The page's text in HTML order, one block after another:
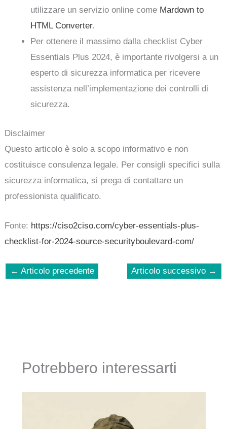
utilizzare un servizio online come Mardown to
HTML Converter.
Per ottenere il massimo dalla checklist Cyber
Essentials Plus 2024, è importante rivolgersi a un
esperto di sicurezza informatica per ricevere
assistenza nell’implementazione dei controlli di
sicurezza.
Disclaimer
Questo articolo è solo a scopo informativo e non
costituisce consulenza legale. Per consigli specifici sulla
sicurezza informatica, si prega di contattare un
professionista qualificato.
Fonte: https://ciso2ciso.com/cyber-essentials-plus-
checklist-for-2024-source-securityboulevard-com/
← Articolo precedente Articolo successivo →
Potrebbero interessarti